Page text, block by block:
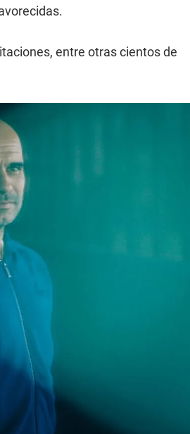
entre otras cientos de